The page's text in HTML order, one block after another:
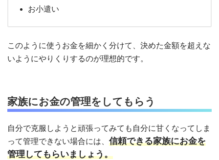
お小遣い
このように使うお金を細かく分けて、決めた金額を超えな
いようにやりくりするのが理想的です。
家族にお金の管理をしてもらう
自分で克服しようと頑張ってみても自分に甘くなってしま
って管理できない場合には、 信頼できる家族にお金を
管理してもらいましょう。